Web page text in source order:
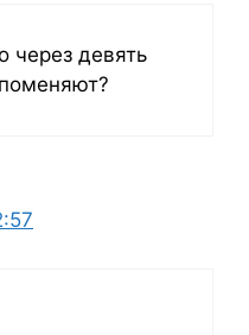
через девять